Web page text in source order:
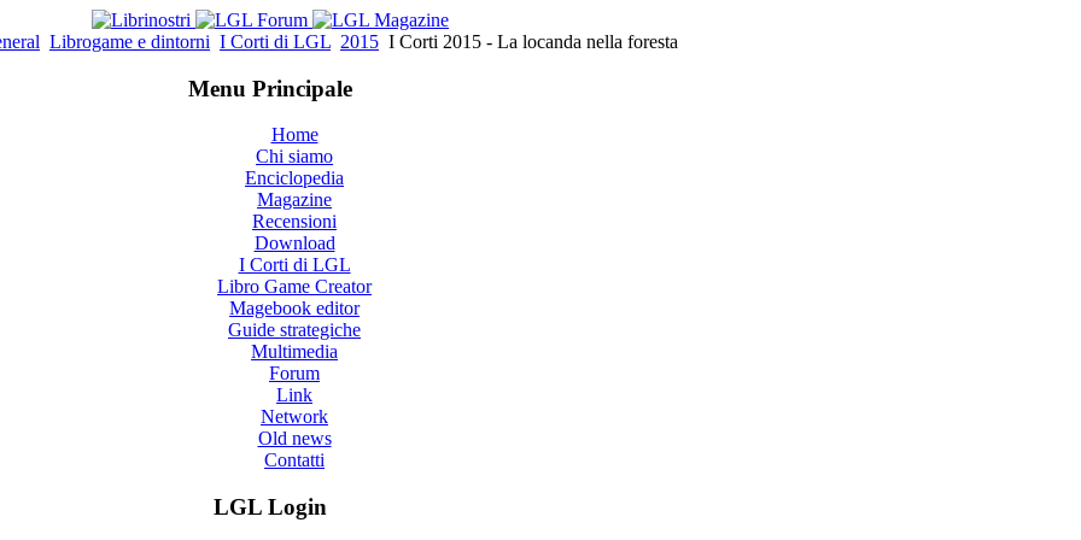
Librogame e dintorni I Corti di LGL 2015 I Corti 2015 - La locanda nella foresta
Menu Principale
Home
Chi siamo
Enciclopedia
Magazine
Recensioni
Download
I Corti di LGL
Libro Game Creator
Magebook editor
Guide strategiche
Multimedia
Forum
Link
Network
Old news
Contatti
LGL Login